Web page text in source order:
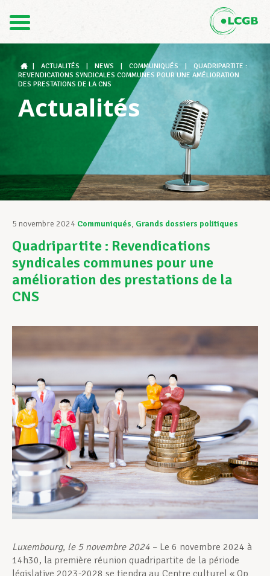
DE
Le LCGB
Structures syndicales
Assistance au Travail
Vos droits
Développement professionnel
Devenir Membre
Actualités
ACTUALITÉS NEWS COMMUNIQUÉS
QUADRIPARTITE :
REVENDICATIONS SYNDICALES COMMUNES POUR UNE AMÉLIORATION
DES PRESTATIONS DE LA CNS
Actualités
5 novembre 2024 Communiqués, Grands dossiers politiques
Quadripartite : Revendications
syndicales communes pour une
amélioration des prestations de la
CNS
Luxembourg, le 5 novembre 2024 – Le 6 novembre 2024 à
14h30, la première réunion quadripartite de la période
législative 2023-2028 se tiendra au Centre culturel « Op